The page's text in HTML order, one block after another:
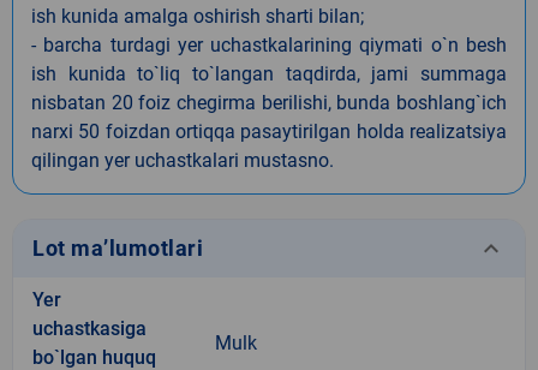
ish kunida amalga oshirish sharti bilan;
- barcha turdagi yer uchastkalarining qiymati o`n besh
ish kunida to`liq to`langan taqdirda, jami summaga
nisbatan 20 foiz chegirma berilishi, bunda boshlang`ich
narxi 50 foizdan ortiqqa pasaytirilgan holda realizatsiya
qilingan yer uchastkalari mustasno.
Lot ma’lumotlari keyboard_arrow_down
Yer
uchastkasiga
bo`lgan huquq
Mulk